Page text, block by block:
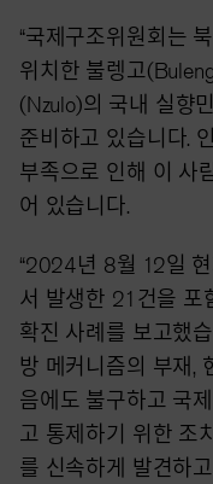
“국제구조위원회는
위치한 불렝고
(Nzulo)의 국내 실향
준비하고 있습니다.
부족으로 인해 이 사
어 있습니다.
“2024년 8월 12일
서 발생한 21건을 포
확진 사례를 보고했
방 메커니즘의 부재,
음에도 불구하고 국
고 통제하기 위한 조
를 신속하게 발견하